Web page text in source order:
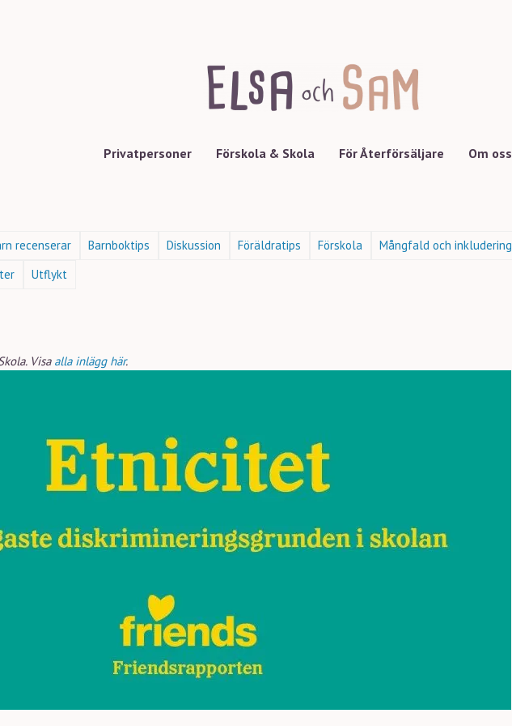
Privatpersoner Förskola & Skola För Återförsäljare Om oss
recenserar Barnboktips Diskussion Föräldratips Förskola Mångfald och inkludering
Utflykt
Visa alla inlägg här.